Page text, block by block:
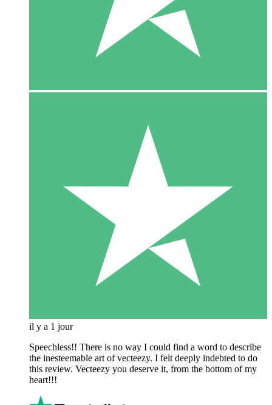
il y a 1 jour
Speechless!! There is no way I could find a word to describe
the inesteemable art of vecteezy. I felt deeply indebted to do
this review. Vecteezy you deserve it, from the bottom of my
heart!!!